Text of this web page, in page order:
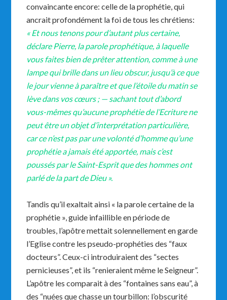
convaincante encore: celle de la prophétie, qui
ancrait profondément la foi de tous les chrétiens:
« Et nous tenons pour d’autant plus certaine,
déclare Pierre, la parole prophétique, à laquelle
vous faites bien de prêter attention, comme à une
lampe qui brille dans un lieu obscur, jusqu’à ce que
le jour vienne à paraître et que l’étoile du matin se
lève dans vos cœurs ; — sachant tout d’abord
vous-mêmes qu’aucune prophétie de l’Ecriture ne
peut être un objet d’interprétation particulière,
car ce n’est pas par une volonté d’homme qu’une
prophétie a jamais été apportée, mais c’est
poussés par le Saint-Esprit que des hommes ont
parlé de la part de Dieu ».
Tandis qu’il exaltait ainsi « la parole certaine de la
prophétie », guide infaillible en période de
troubles, l’apôtre mettait solennellement en garde
l’Eglise contre les pseudo-prophéties des “faux
docteurs”. Ceux-ci introduiraient des “sectes
pernicieuses”, et ils “renieraient même le Seigneur”.
L’apôtre les comparait à des “fontaines sans eau”, à
des “nuées que chasse un tourbillon: l’obscurité